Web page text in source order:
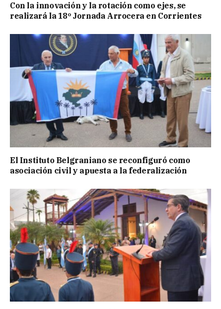
Con la innovación y la rotación como ejes, se
realizará la 18º Jornada Arrocera en Corrientes
El Instituto Belgraniano se reconfiguró como
asociación civil y apuesta a la federalización